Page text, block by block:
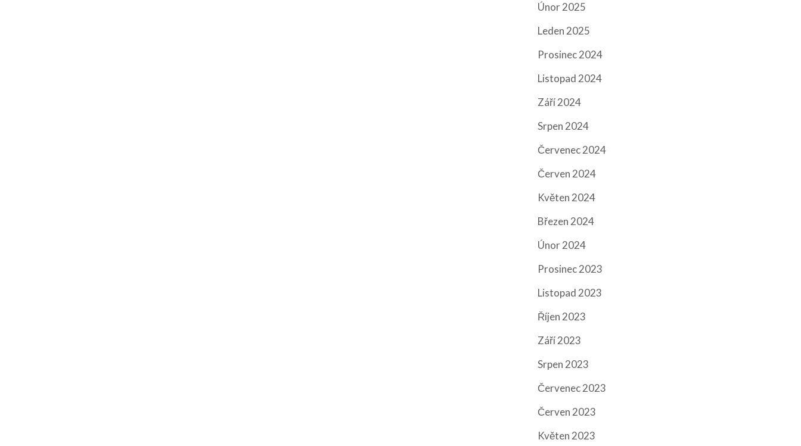
Únor 2025
Leden 2025
Prosinec 2024
Listopad 2024
Září 2024
Srpen 2024
Červenec 2024
Červen 2024
Květen 2024
Březen 2024
Únor 2024
Prosinec 2023
Listopad 2023
Říjen 2023
Září 2023
Srpen 2023
Červenec 2023
Červen 2023
Květen 2023